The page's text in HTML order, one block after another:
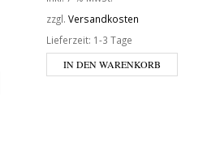
zzgl. Versandkosten
Lieferzeit: 1-3 Tage
IN DEN WARENKORB